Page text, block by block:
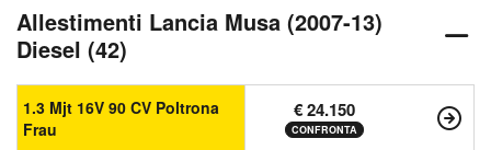
Allestimenti Lancia Musa (2007-13)
Diesel (42)
1.3 Mjt 16V 90 CV Poltrona
Frau
€ 24.150
CONFRONTA